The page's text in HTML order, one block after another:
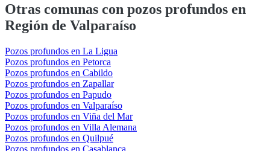
Otras comunas con pozos profundos en
Región de Valparaíso
Pozos profundos en La Ligua
Pozos profundos en Petorca
Pozos profundos en Cabildo
Pozos profundos en Zapallar
Pozos profundos en Papudo
Pozos profundos en Valparaíso
Pozos profundos en Viña del Mar
Pozos profundos en Villa Alemana
Pozos profundos en Quilpué